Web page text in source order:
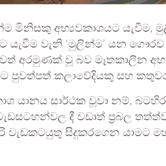
මිනිසකු අභ්‍යවකාශයට යැවීම,
යැවීම වැනි ‘මුලින්ම’ යන
අරමුණක් වූ බව මෑතකාලීන
පුවත්පත් කලාවේදියකු සහ
යානය සාර්ථක වූවා නම්,
දී වඩාත් ප්‍රබල
වැඩකටයුතු සිදුකරගෙන යාමට